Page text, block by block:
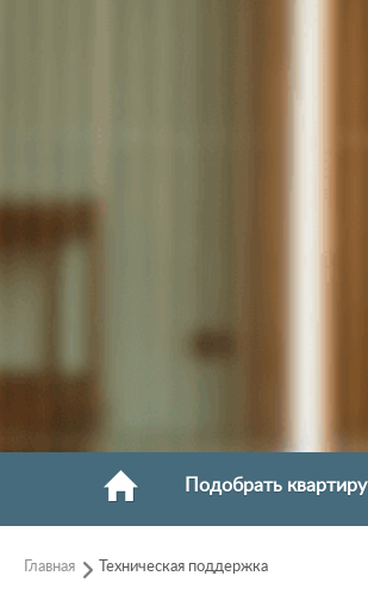
Подобрать квартиру
Главная Техническая поддержка